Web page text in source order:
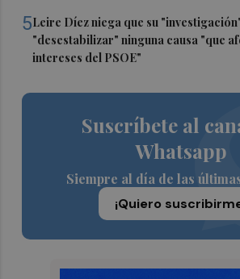
5Leire Díez niega que su
"desestabilizar" ninguna causa "que
intereses del PSOE"
Suscríbete al
Whatsapp
Siempre al día de las
¡Quiero